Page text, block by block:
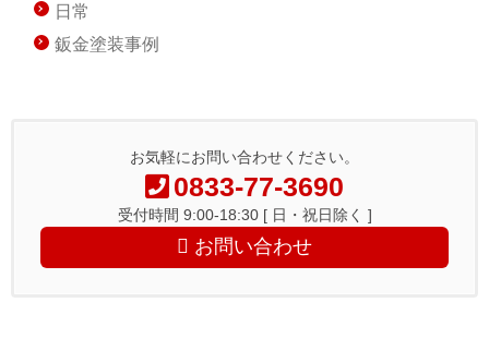
日常
鈑金塗装事例
お気軽にお問い合わせください。
0833-77-3690
受付時間 9:00-18:30 [ 日・祝日除く ]
お問い合わせ